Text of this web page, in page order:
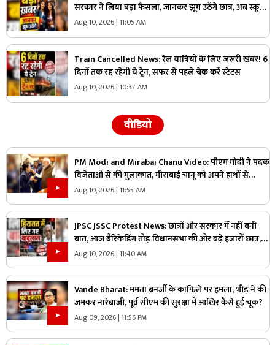
सरकार ने लिया बड़ा फैसला, जानकर झूम उठेंगे छात्र, अब स्कूल-
कॉलेजों में सीधे मिलेगा प्रवेश….तुरंत करें ये काम
Aug 10, 2026 | 11:05 AM
Train Cancelled News: रेल यात्रियों के लिए जरूरी खबर! 6
दिनों तक रद्द रहेगी ये ट्रेन, सफर से पहले चेक करें स्टेटस
Aug 10, 2026 | 10:37 AM
वीडियो
PM Modi and Mirabai Chanu Video: पीएम मोदी ने पदक
विजेताओं से की मुलाकात, मीराबाई चानू को अपने हाथों से
खिलाया लड्डू, वीडियो हुआ वायरल
Aug 10, 2026 | 11:55 AM
JPSC JSSC Protest News: छात्रों और सरकार में नहीं बनी
बात, आज बैरिकेडिंग तोड़ विधानसभा की ओर बढ़े हजारों छात्र,
हिरासत में लिए गए बाबूलाल
Aug 10, 2026 | 11:40 AM
Vande Bharat: ममता बनर्जी के काफिले पर हमला, भीड़ ने की
जमकर नारेबाजी, पूर्व सीएम की सुरक्षा में आखिर कैसे हुई चूक?
Aug 09, 2026 | 11:56 PM